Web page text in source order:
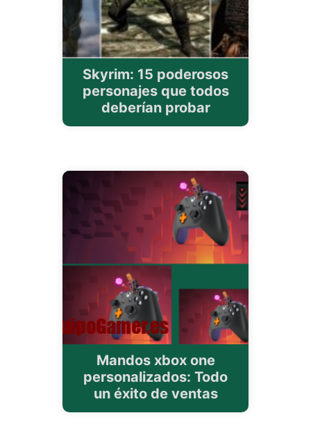
Skyrim: 15 poderosos
personajes que todos
deberían probar
Mandos xbox one
personalizados: Todo
un éxito de ventas